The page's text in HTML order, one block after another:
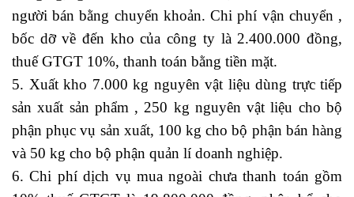
người bán bằng chuyển khoản. Chi phí vận chuyển ,
bốc dỡ về đến kho của công ty là 2.400.000 đồng,
thuế GTGT 10%, thanh toán bằng tiền mặt.
5. Xuất kho 7.000 kg nguyên vật liệu dùng trực tiếp
sản xuất sản phẩm , 250 kg nguyên vật liệu cho bộ
phận phục vụ sản xuất, 100 kg cho bộ phận bán hàng
và 50 kg cho bộ phận quản lí doanh nghiệp.
6. Chi phí dịch vụ mua ngoài chưa thanh toán gồm